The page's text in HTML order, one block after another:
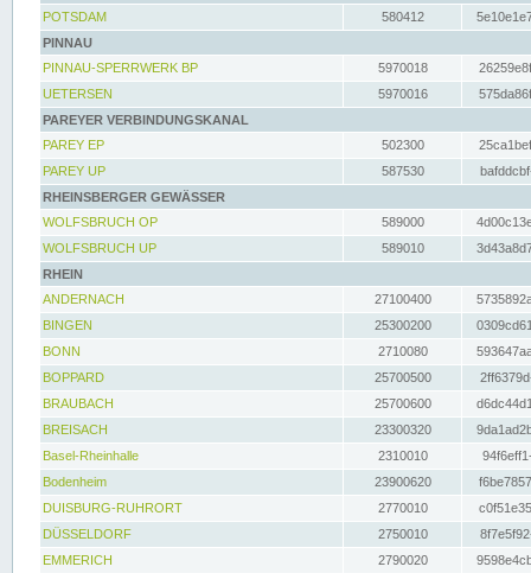
POTSDAM
580412
PINNAU
PINNAU-SPERRWERK BP
5970018
UETERSEN
5970016
PAREYER VERBINDUNGSKANAL
PAREY EP
502300
PAREY UP
587530
RHEINSBERGER GEWÄSSER
WOLFSBRUCH OP
589000
WOLFSBRUCH UP
589010
RHEIN
ANDERNACH
27100400
BINGEN
25300200
BONN
2710080
BOPPARD
25700500
BRAUBACH
25700600
BREISACH
23300320
Basel-Rheinhalle
2310010
Bodenheim
23900620
DUISBURG-RUHRORT
2770010
DÜSSELDORF
2750010
EMMERICH
2790020